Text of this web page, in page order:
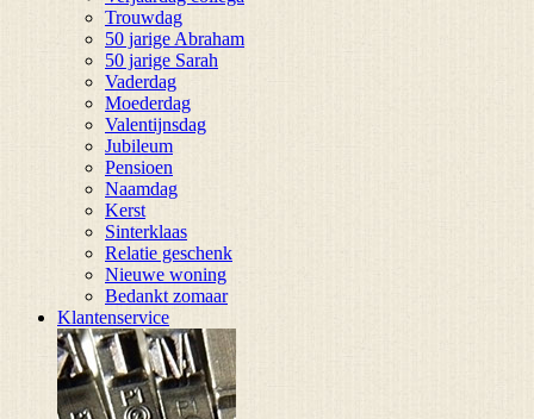
Trouwdag
50 jarige Abraham
50 jarige Sarah
Vaderdag
Moederdag
Valentijnsdag
Jubileum
Pensioen
Naamdag
Kerst
Sinterklaas
Relatie geschenk
Nieuwe woning
Bedankt zomaar
Klantenservice